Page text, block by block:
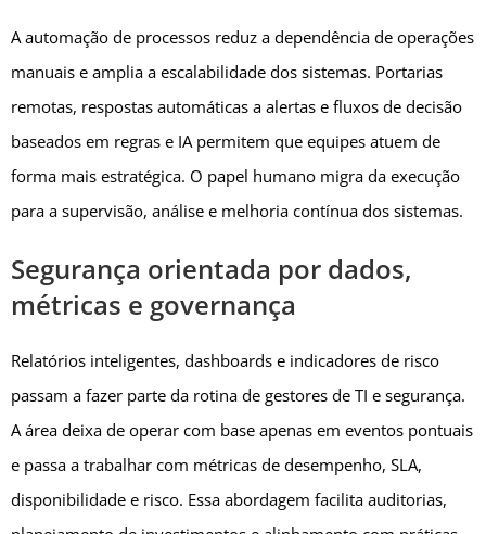
A automação de processos reduz a dependência de operações
manuais e amplia a escalabilidade dos sistemas. Portarias
remotas, respostas automáticas a alertas e fluxos de decisão
baseados em regras e IA permitem que equipes atuem de
forma mais estratégica. O papel humano migra da execução
para a supervisão, análise e melhoria contínua dos sistemas.
Segurança orientada por dados,
métricas e governança
Relatórios inteligentes, dashboards e indicadores de risco
passam a fazer parte da rotina de gestores de TI e segurança.
A área deixa de operar com base apenas em eventos pontuais
e passa a trabalhar com métricas de desempenho, SLA,
disponibilidade e risco. Essa abordagem facilita auditorias,